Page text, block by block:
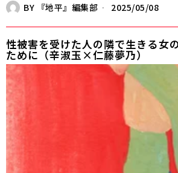
BY 『地平』編集部 2025/05/08
性被害を受けた人の隣で生きる――女
ために（辛淑玉×仁藤夢乃）